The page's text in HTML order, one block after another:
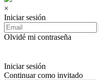
×
Iniciar sesión
Olvidé mi contraseña
Iniciar sesión
Continuar como invitado